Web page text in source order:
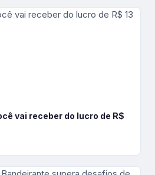
vai receber do lucro de R$